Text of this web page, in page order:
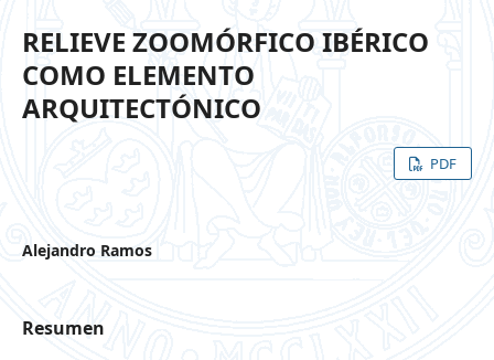
RELIEVE ZOOMÓRFICO IBÉRICO
COMO ELEMENTO
ARQUITECTÓNICO
PDF
Alejandro Ramos
Resumen